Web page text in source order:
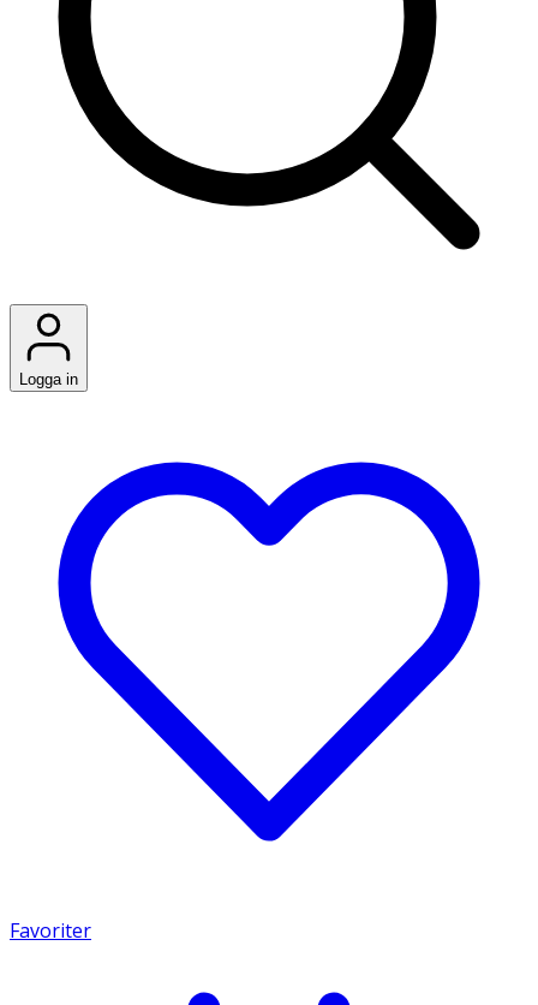
Logga in
Favoriter